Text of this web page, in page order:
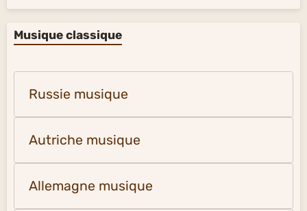
Musique classique
Russie musique
Autriche musique
Allemagne musique